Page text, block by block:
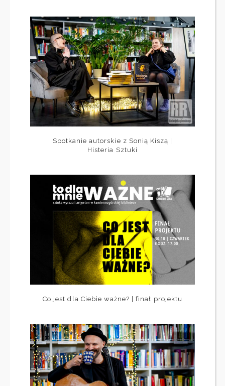
Spotkanie autorskie z Sonią Kiszą |
Histeria Sztuki
Co jest dla Ciebie ważne? | finał projektu